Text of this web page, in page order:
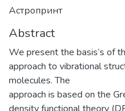
Астропринт
Abstract
We present the basis’s of
approach to vibrational
molecules. The
approach is based on the